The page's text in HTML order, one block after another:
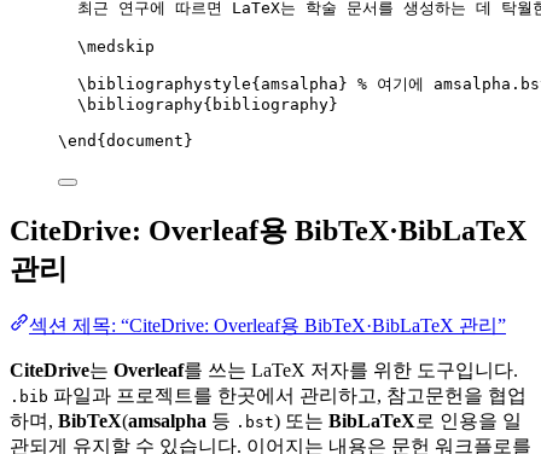
최근 연구에 따르면 LaTeX는 학술 문서를 생성하는 데 탁
\medskip
\bibliographystyle{amsalpha} % 여기에
\bibliography{bibliography}
\end { document }
CiteDrive: Overleaf용 BibTeX·BibLaTeX
관리
섹션 제목: “CiteDrive: Overleaf용 BibTeX·BibLaTeX 관리”
CiteDrive는 Overleaf를 쓰는 LaTeX 저자를 위한 도구입니다.
.bib 파일과 프로젝트를 한곳에서 관리하고, 참고문헌을 협업
하며, BibTeX(amsalpha 등 .bst) 또는 BibLaTeX로 인용을 일
관되게 유지할 수 있습니다. 이어지는 내용은 문헌 워크플로를